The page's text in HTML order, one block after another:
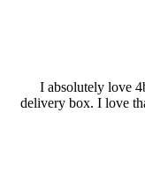
I absolutely love
delivery box. I love